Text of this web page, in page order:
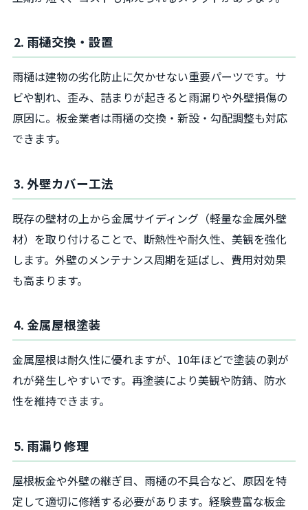
2. 雨樋交換・設置
雨樋は建物の劣化防止に欠かせない重要パーツです。サ
ビや割れ、歪み、詰まりが起きると雨漏りや外壁損傷の
原因に。板金業者は雨樋の交換・新設・勾配調整も対応
できます。
3. 外壁カバー工法
既存の壁材の上から金属サイディング（軽量な金属外壁
材）を取り付けることで、断熱性や耐久性、美観を強化
します。外壁のメンテナンス周期を延ばし、費用対効果
も高まります。
4. 金属屋根塗装
金属屋根は耐久性に優れますが、10年ほどで塗装の剥が
れが発生しやすいです。再塗装により美観や防錆、防水
性を維持できます。
5. 雨漏り修理
屋根板金や外壁の継ぎ目、雨樋の不具合など、原因を特
定して適切に修繕する必要があります。経験豊富な板金